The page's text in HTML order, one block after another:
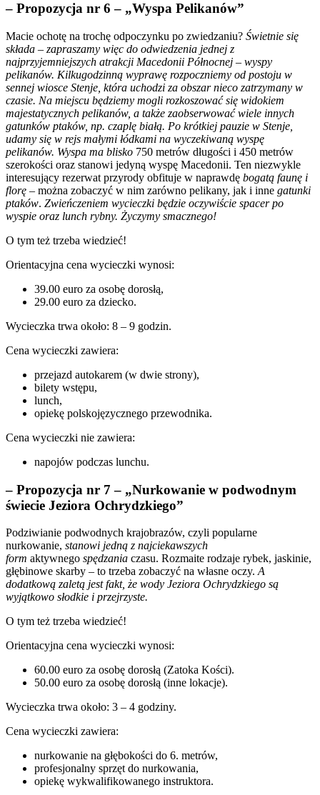
– Propozycja nr 6 – „Wyspa Pelikanów”
Macie ochotę na trochę odpoczynku po zwiedzaniu? Świetnie się
składa – zapraszamy więc do odwiedzenia jednej z
najprzyjemniejszych atrakcji Macedonii Północnej – wyspy
pelikanów. Kilkugodzinną wyprawę rozpoczniemy od postoju w
sennej wiosce Stenje, która uchodzi za obszar nieco zatrzymany w
czasie. Na miejscu będziemy mogli rozkoszować się widokiem
majestatycznych pelikanów, a także zaobserwować wiele innych
gatunków ptaków, np. czaplę białą. Po krótkiej pauzie w Stenje,
udamy się w rejs małymi łódkami na wyczekiwaną wyspę
pelikanów. Wyspa ma blisko 750 metrów długości i 450 metrów
szerokości oraz stanowi jedyną wyspę Macedonii. Ten niezwykle
interesujący rezerwat przyrody obfituje w naprawdę bogatą faunę i
florę – można zobaczyć w nim zarówno pelikany, jak i inne gatunki
ptaków. Zwieńczeniem wycieczki będzie oczywiście spacer po
wyspie oraz lunch rybny. Życzymy smacznego!
O tym też trzeba wiedzieć!
Orientacyjna cena wycieczki wynosi:
39.00 euro za osobę dorosłą,
29.00 euro za dziecko.
Wycieczka trwa około: 8 – 9 godzin.
Cena wycieczki zawiera:
przejazd autokarem (w dwie strony),
bilety wstępu,
lunch,
opiekę polskojęzycznego przewodnika.
Cena wycieczki nie zawiera:
napojów podczas lunchu.
– Propozycja nr 7 – „Nurkowanie w podwodnym
świecie Jeziora Ochrydzkiego”
Podziwianie podwodnych krajobrazów, czyli popularne
nurkowanie, stanowi jedną z najciekawszych
form aktywnego spędzania czasu. Rozmaite rodzaje rybek, jaskinie,
głębinowe skarby – to trzeba zobaczyć na własne oczy. A
dodatkową zaletą jest fakt, że wody Jeziora Ochrydzkiego są
wyjątkowo słodkie i przejrzyste.
O tym też trzeba wiedzieć!
Orientacyjna cena wycieczki wynosi:
60.00 euro za osobę dorosłą (Zatoka Kości).
50.00 euro za osobę dorosłą (inne lokacje).
Wycieczka trwa około: 3 – 4 godziny.
Cena wycieczki zawiera:
nurkowanie na głębokości do 6. metrów,
profesjonalny sprzęt do nurkowania,
opiekę wykwalifikowanego instruktora.